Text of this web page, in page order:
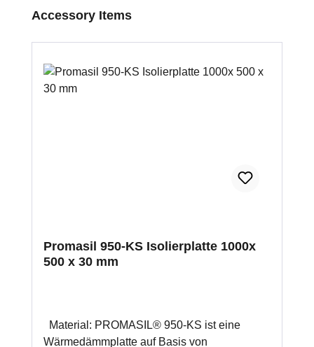
Produktgalerie überspringen
Accessory Items
Promasil 950-KS Isolierplatte 1000x
500 x 30 mm
Material: PROMASIL® 950-KS ist eine
Wärmedämmplatte auf Basis von